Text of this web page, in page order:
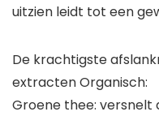
uitzien leidt tot een
De krachtigste
extracten Organisch:
Groene thee: versnelt